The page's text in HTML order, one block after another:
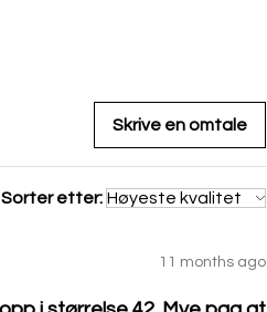
Skrive en omtale
Sorter etter:
11 months ago